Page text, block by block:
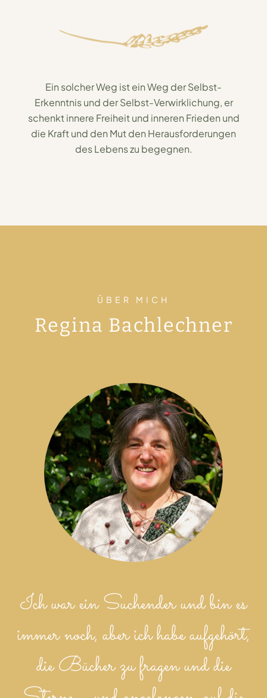
Ein solcher Weg ist ein Weg der Selbst-
Erkenntnis und der Selbst-Verwirklichung, er
schenkt innere Freiheit und inneren Frieden und
die Kraft und den Mut den Herausforderungen
des Lebens zu begegnen.
ÜBER MICH
Regina Bachlechner
Ich war ein Suchender und bin es
immer noch, aber ich habe aufgehört,
die Bücher zu fragen und die